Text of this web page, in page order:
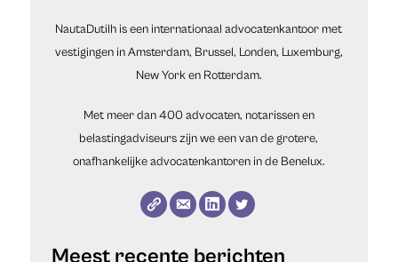
NautaDutilh is een internationaal advocatenkantoor met
vestigingen in Amsterdam, Brussel, Londen, Luxemburg,
New York en Rotterdam.
Met meer dan 400 advocaten, notarissen en
belastingadviseurs zijn we een van de grotere,
onafhankelijke advocatenkantoren in de Benelux.